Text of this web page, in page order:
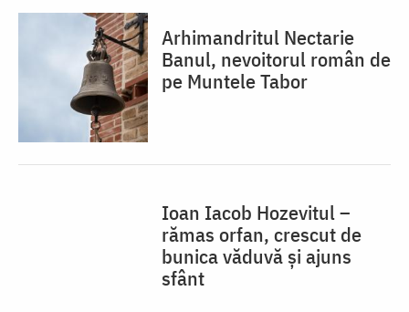
Arhimandritul Nectarie
Banul, nevoitorul român de
pe Muntele Tabor
Ioan Iacob Hozevitul –
rămas orfan, crescut de
bunica văduvă și ajuns
sfânt